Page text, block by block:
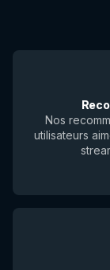
Nos
utilisateurs